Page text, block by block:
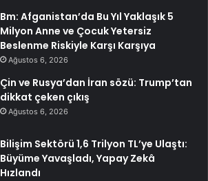
Bm: Afganistan’da Bu Yıl Yaklaşık 5
Milyon Anne ve Çocuk Yetersiz
Beslenme Riskiyle Karşı Karşıya
Ağustos 6, 2026
Çin ve Rusya’dan İran sözü: Trump’tan
dikkat çeken çıkış
Ağustos 6, 2026
Bilişim Sektörü 1,6 Trilyon TL’ye Ulaştı:
Büyüme Yavaşladı, Yapay Zekâ
Hızlandı